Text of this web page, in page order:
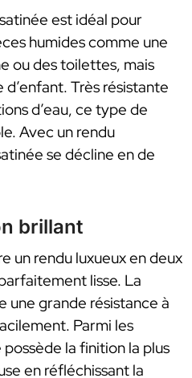
est idéal pour
humides comme une
ou des toilettes, mais
Très résistante
d’eau, ce type de
Avec un rendu
se décline en de
brillant
un rendu luxueux en deux
lisse. La
une grande résistance à
Parmi les
la finition la plus
en réfléchissant la